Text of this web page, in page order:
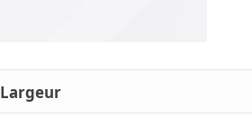
Largeur